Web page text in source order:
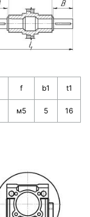
f b1 t1
м5 5 16